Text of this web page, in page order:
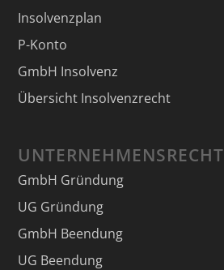
Insolvenzplan
P-Konto
GmbH Insolvenz
Übersicht Insolvenzrecht
UNTERNEHMENSRECHT
GmbH Gründung
UG Gründung
GmbH Beendung
UG Beendung